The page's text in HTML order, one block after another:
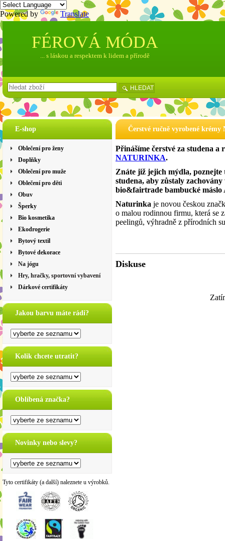
Powered by Translate
E-shop
Oblečení pro ženy
Doplňky
Oblečení pro muže
Oblečení pro děti
Obuv
Šperky
Bio kosmetika
Ekodrogerie
Bytový textil
Bytové dekorace
Na jógu
Hry, hračky, sportovní vybavení
Dárkové certifikáty
Jakou barvu máte rádi?
Kolik chcete utratit?
Oblíbená značka?
Novinky nebo slevy?
Tyto certifikáty (a další) naleznete u výrobků.
Čerstvé ručně vyrobené
Přinášíme čerstvé za studena
NATURINKA.
Znáte již jejich mýdla, poznejte
studena, aby zůstaly
bio&fairtrade bambucké
Naturinka je novou českou
o malou rodinnou firmu, která se
peelingů, výhradně z přírodních
Diskuse
FÉROVÁ MÓDA
... s láskou a respektem k lidem a přírodě
HLEDAT